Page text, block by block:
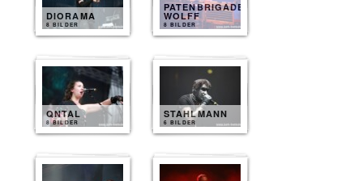
DIORAMA
8 BILDER
PATENBRIGADE
WOLFF
8 BILDER
QNTAL
8 BILDER
STAHLMANN
6 BILDER